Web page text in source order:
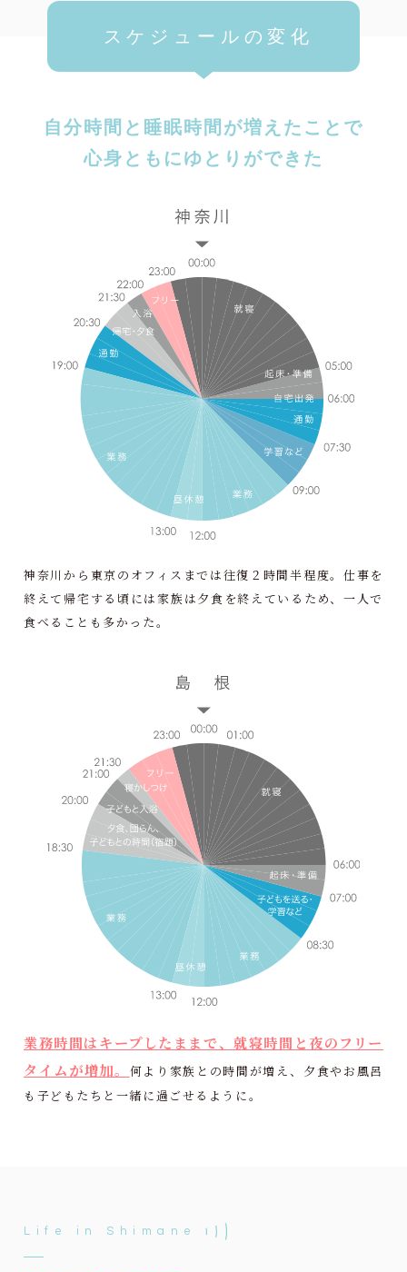
スケジュールの変化
自分時間と睡眠時間が増えたことで
心身ともにゆとりができた
神奈川から東京のオフィスまでは往復２時間半程度。仕事を
終えて帰宅する頃には家族は夕食を終えているため、一人で
食べることも多かった。
業務時間はキープしたままで、就寝時間と夜のフリー
タイムが増加。 何より家族との時間が増え、夕食やお風呂
も子どもたちと一緒に過ごせるように。
Life in Shimane